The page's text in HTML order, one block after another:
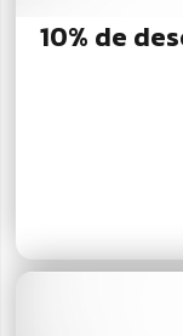
10% de